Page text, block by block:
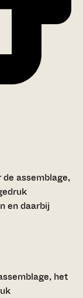
assemblage,
en daarbij
het